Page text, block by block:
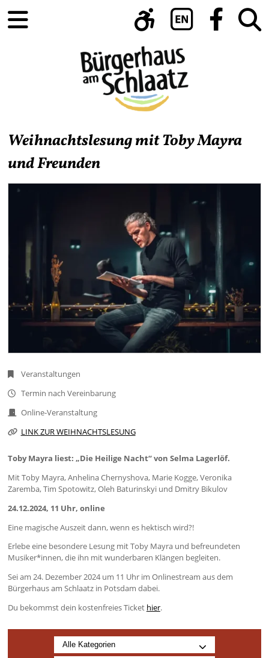
Weihnachtslesung mit Toby Mayra
und Freunden
Veranstaltungen
Termin nach Vereinbarung
Online-Veranstaltung
LINK ZUR WEIHNACHTSLESUNG
Toby Mayra liest: „Die Heilige Nacht“ von Selma Lagerlöf.
Mit Toby Mayra, Anhelina Chernyshova, Marie Kogge, Veronika
Zaremba, Tim Spotowitz, Oleh Baturinskyi und Dmitry Bikulov
24.12.2024, 11 Uhr, online
Eine magische Auszeit dann, wenn es hektisch wird?!
Erlebe eine besondere Lesung mit Toby Mayra und befreundeten
Musiker*innen, die ihn mit wunderbaren Klängen begleiten.
Sei am 24. Dezember 2024 um 11 Uhr im Onlinestream aus dem
Bürgerhaus am Schlaatz in Potsdam dabei.
Du bekommst dein kostenfreies Ticket hier.